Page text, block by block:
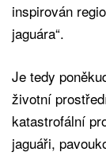
inspirován
jaguára“.
Je tedy
životní
katastrofální
jaguáři,